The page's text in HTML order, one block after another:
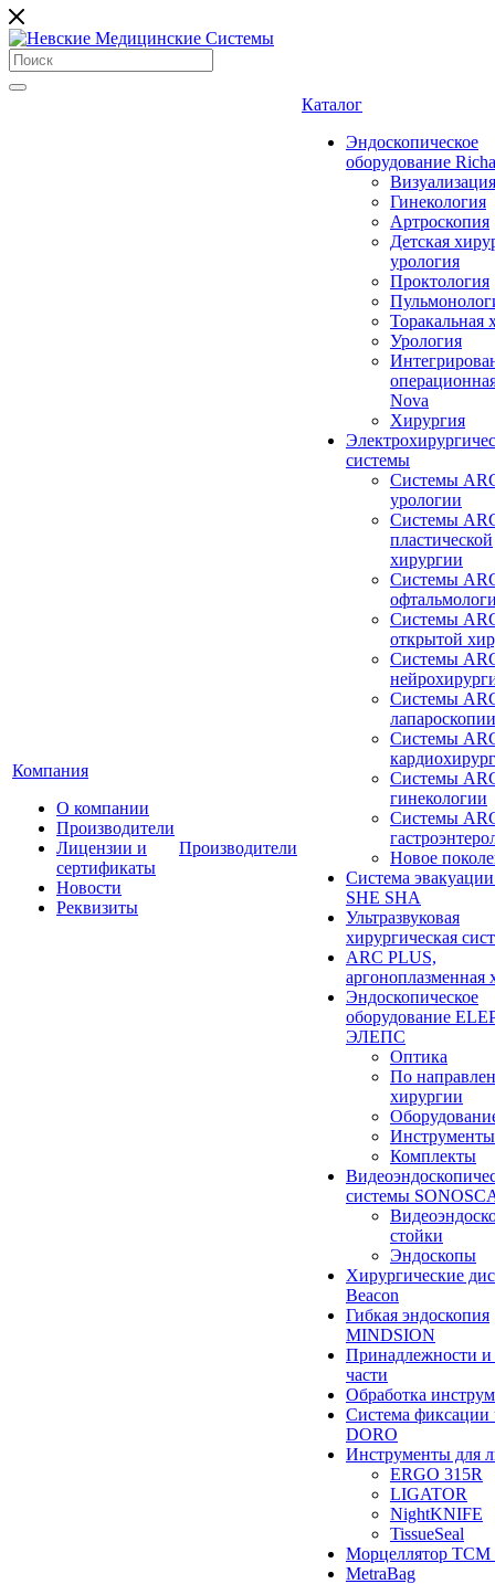
Компания
О компании
Производители
Лицензии и
сертификаты
Новости
Реквизиты
Производители
Каталог
Эндоскопическое
оборудование
Визуализация
Гинекология
Артроскопия
Детская
урология
Проктология
Торакальная
Урология
Nova
Хирургия
системы
Системы
урологии
Системы
пластической
хирургии
Системы
Системы
открытой
Системы
Системы
лапароскопии
Системы
Системы
гинекологии
Системы
Новое
Система
SHE SHA
Ультразвуковая
хирургическая
ARC PLUS,
аргоноплазменная
Эндоскопическое
оборудование
ЭЛЕПС
Оптика
По
хирургии
Инструменты
Комплекты
системы
стойки
Эндоскопы
Хирургические
Beacon
Гибкая эндоскопия
MINDSION
Принадлежности и
части
Обработка
Система фиксации
DORO
Инструменты для
ERGO 315R
LIGATOR
NightKNIFE
TissueSeal
Морцеллятор ТСМ
MetraBag